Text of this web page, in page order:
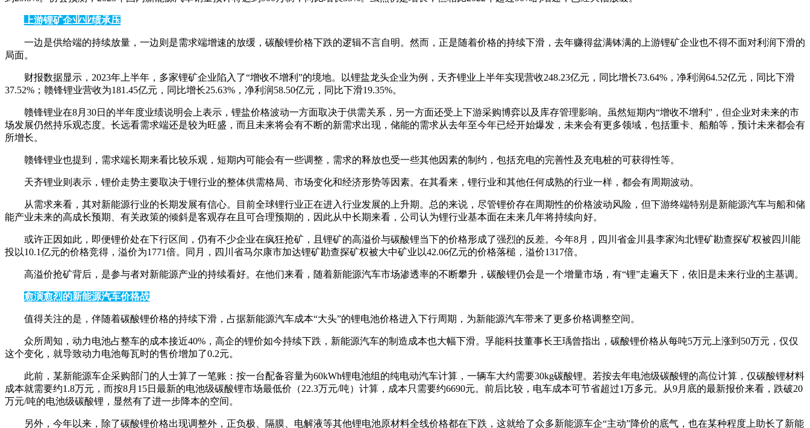
上游锂矿企业业绩承压
一边是供给端的持续放量，一边则是需求端增速的放缓，碳酸锂价格下跌的逻辑不言自明。然而，正是随着价格的持续下滑，去年赚得盆满钵满的上游锂矿企业也不得不面对利润下滑的
局面。
财报数据显示，2023年上半年，多家锂矿企业陷入了“增收不增利”的境地。以锂盐龙头企业为例，天齐锂业上半年实现营收248.23亿元，同比增长73.64%，净利润64.52亿元，同比下滑
37.52%；赣锋锂业营收为181.45亿元，同比增长25.63%，净利润58.50亿元，同比下滑19.35%。
赣锋锂业在8月30日的半年度业绩说明会上表示，锂盐价格波动一方面取决于供需关系，另一方面还受上下游采购博弈以及库存管理影响。虽然短期内“增收不增利”，但企业对未来的市
场发展仍然持乐观态度。长远看需求端还是较为旺盛，而且未来将会有不断的新需求出现，储能的需求从去年至今年已经开始爆发，未来会有更多领域，包括重卡、船舶等，预计未来都会有
所增长。
赣锋锂业也提到，需求端长期来看比较乐观，短期内可能会有一些调整，需求的释放也受一些其他因素的制约，包括充电的完善性及充电桩的可获得性等。
天齐锂业则表示，锂价走势主要取决于锂行业的整体供需格局、市场变化和经济形势等因素。在其看来，锂行业和其他任何成熟的行业一样，都会有周期波动。
从需求来看，其对新能源行业的长期发展有信心。目前全球锂行业正在进入行业发展的上升期。总的来说，尽管锂价存在周期性的价格波动风险，但下游终端特别是新能源汽车与船和储
能产业未来的高成长预期、有关政策的倾斜是客观存在且可合理预期的，因此从中长期来看，公司认为锂行业基本面在未来几年将持续向好。
或许正因如此，即便锂价处在下行区间，仍有不少企业在疯狂抢矿，且锂矿的高溢价与碳酸锂当下的价格形成了强烈的反差。今年8月，四川省金川县李家沟北锂矿勘查探矿权被四川能
投以10.1亿元的价格竞得，溢价为1771倍。同月，四川省马尔康市加达锂矿勘查探矿权被大中矿业以42.06亿元的价格落槌，溢价1317倍。
高溢价抢矿背后，是参与者对新能源产业的持续看好。在他们来看，随着新能源汽车市场渗透率的不断攀升，碳酸锂仍会是一个增量市场，有“锂”走遍天下，依旧是未来行业的主基调。
愈演愈烈的新能源汽车价格战
值得关注的是，伴随着碳酸锂价格的持续下滑，占据新能源汽车成本“大头”的锂电池价格进入下行周期，为新能源汽车带来了更多价格调整空间。
众所周知，动力电池占整车的成本接近40%，高企的锂价如今持续下跌，新能源汽车的制造成本也大幅下滑。孚能科技董事长王瑀曾指出，碳酸锂价格从每吨5万元上涨到50万元，仅仅
这个变化，就导致动力电池每瓦时的售价增加了0.2元。
此前，某新能源车企采购部门的人士算了一笔账：按一台配备容量为60kWh锂电池组的纯电动汽车计算，一辆车大约需要30kg碳酸锂。若按去年电池级碳酸锂的高位计算，仅碳酸锂材料
成本就需要约1.8万元，而按8月15日最新的电池级碳酸锂市场最低价（22.3万元/吨）计算，成本只需要约6690元。前后比较，电车成本可节省超过1万多元。从9月底的最新报价来看，跌破20
万元/吨的电池级碳酸锂，显然有了进一步降本的空间。
另外，今年以来，除了碳酸锂价格出现调整外，正负极、隔膜、电解液等其他锂电池原材料全线价格都在下跌，这就给了众多新能源车企“主动”降价的底气，也在某种程度上助长了新能